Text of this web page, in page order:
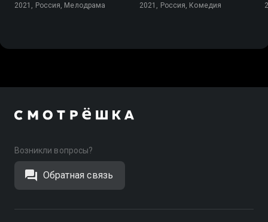
2021, Россия, Мелодрама 2021, Россия, Комедия
Возникли вопросы?
Обратная связь